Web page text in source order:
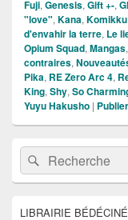
Fuji, Genesis, Gift +-,
"love", Kana, Komikku
d'envahir la terre, Le
Opium Squad, Mangas,
contraires,
Pika, RE Zero Arc 4,
King, Shy, So
Yuyu Hakusho |
Zone
principale
de
widget
Recherche :Rechercher
LIBRAIRIE BÉDÉCINÉ